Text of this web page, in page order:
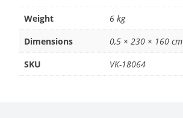
Weight
6 kg
Dimensions
0,5 × 230 × 160 cm
SKU
VK-18064